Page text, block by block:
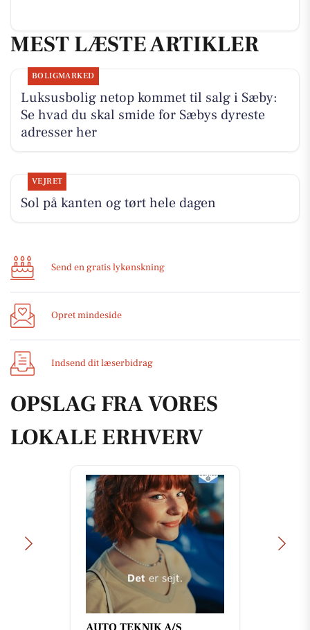
MEST LÆSTE ARTIKLER
BOLIGMARKED
Luksusbolig netop kommet til salg i Sæby:
Se hvad du skal smide for Sæbys dyreste
adresser her
VEJRET
Sol på kanten og tørt hele dagen
Send en gratis lykønskning
Opret mindeside
Indsend dit læserbidrag
OPSLAG FRA VORES
LOKALE ERHVERV